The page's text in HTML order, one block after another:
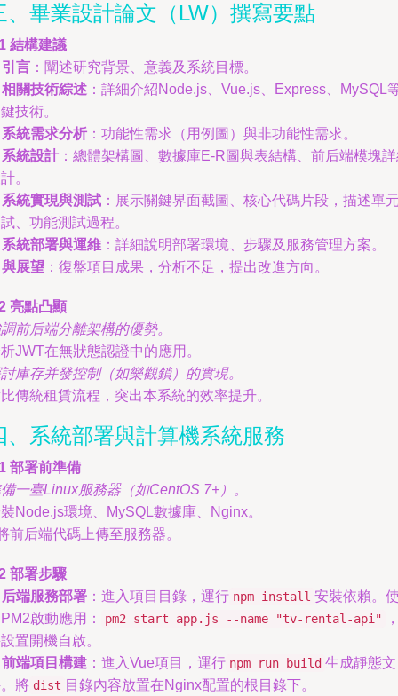
、畢業設計論文（LW）撰寫要點
結構建議
引言 ：闡述研究背景、意義及系統目標。
相關技術綜述 ：詳細介紹Node.js、Vue.js、Express、MySQL
技術。
系統需求分析 ：功能性需求（用例圖）與非功能性需求。
系統設計：總體架構圖、數據庫E-R圖與表結構、前后端模塊
。
系統實現與測試 ：展示關鍵界面截圖、核心代碼片段，描述單
、功能測試過程。
系統部署與運維 ：詳細說明部署環境、步驟及服務管理方案。
與展望 ：復盤項目成果，分析不足，提出改進方向。
亮點凸顯
前后端分離架構的優勢。
JWT在無狀態認證中的應用。
庫存并發控制（如樂觀鎖）的實現。
傳統租賃流程，突出本系統的效率提升。
、系統部署與計算機系統服務
部署前準備
一臺Linux服務器（如CentOS 7+）。
Node.js環境、MySQL數據庫、Nginx。
前后端代碼上傳至服務器。
部署步驟
后端服務部署 ：進入項目目錄，運行 npm install 安裝依賴。
啟動應用：
pm2 start app.js --name "tv-rental-api"
置開機自啟。
前端項目構建 ：進入Vue項目，運行 npm run build 生成靜態文
將 dist 目錄內容放置在Nginx配置的根目錄下。